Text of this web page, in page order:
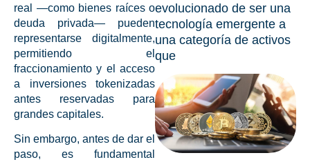
real —como bienes raíces o
deuda privada— pueden
representarse digitalmente,
permitiendo el
fraccionamiento y el acceso
a inversiones tokenizadas
antes reservadas para
grandes capitales.
Sin embargo, antes de dar el
paso, es fundamental
evolucionado de ser una
tecnología emergente a
una categoría de activos
que